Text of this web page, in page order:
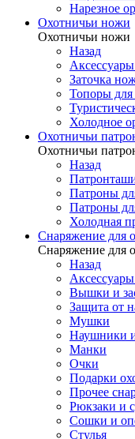
Нарезное
Охотничьи ножи
Охотничьи ножи
Назад
Заточка
Топоры для
Холодное
Охотничьи
Охотничьи
Назад
Патроны
Патроны
Холодная
Снаряжение для
Снаряжение для
Назад
Вышки и
Защита от
Мушки
Наушники
Манки
Очки
Подарки
Прочее
Рюкзаки и
Сошки и
Стулья